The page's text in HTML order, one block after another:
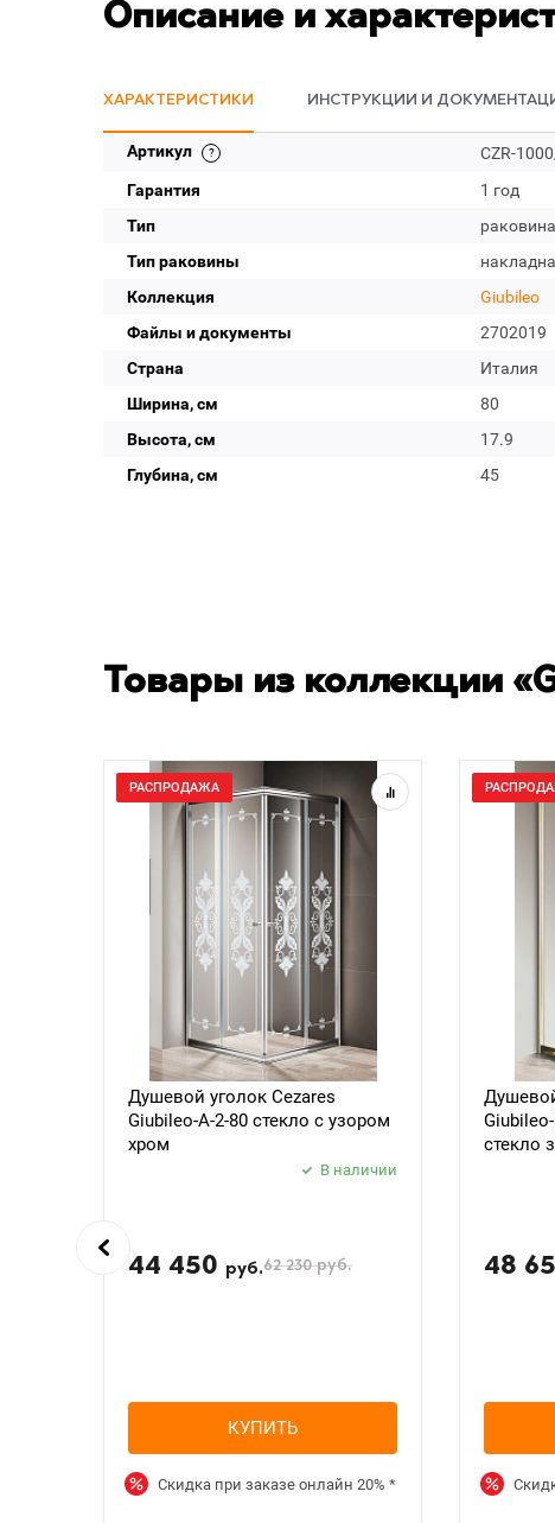
Описание и
ХАРАКТЕРИСТИКИ ИНСТРУКЦИИ И
Артикул
CZR-
Гарантия
1 год
Тип
раковина
Тип раковины
Коллекция
Giubileo
Файлы и документы
2702019
Страна
Италия
Ширина, см
80
Высота, см
17.9
Глубина, см
45
Товары из коллекции
РАСПРОДАЖА
Душевой уголок Cezares
Giubileo-A-2-80 стекло с узором
хром
В наличии
44 450 руб.62 230руб.
КУПИТЬ
Скидка при заказе онлайн 20% *
стекло
48